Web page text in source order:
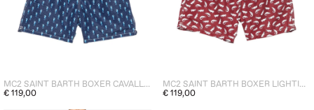
MC2 SAINT BARTH BOXER CAVALLUCCI MARINI UOMO BLU
€ 119,00
MC2 SAINT BARTH BOXER LIGHTING COCCODRILLI UOMO ROSSO
€ 119,00